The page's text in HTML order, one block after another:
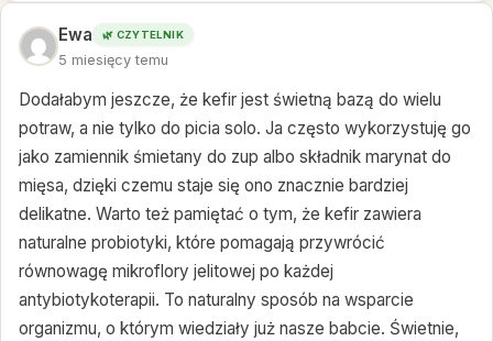
Ewa 🌿 CZYTELNIK
5 miesięcy temu
Dodałabym jeszcze, że kefir jest świetną bazą do wielu
potraw, a nie tylko do picia solo. Ja często wykorzystuję go
jako zamiennik śmietany do zup albo składnik marynat do
mięsa, dzięki czemu staje się ono znacznie bardziej
delikatne. Warto też pamiętać o tym, że kefir zawiera
naturalne probiotyki, które pomagają przywrócić
równowagę mikroflory jelitowej po każdej
antybiotykoterapii. To naturalny sposób na wsparcie
organizmu, o którym wiedziały już nasze babcie. Świetnie,